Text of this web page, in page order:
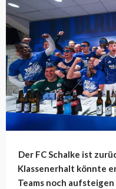
Der FC Schalke ist
Klassenerhalt könnte
Teams noch